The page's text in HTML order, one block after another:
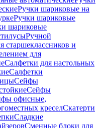
Ручки шариковые на
Ручки шариковые
шариковые
Ручной
старшеклассников и
для
Салфетки для настольных
Салфетки
Сейфы
Сейфы
офисные,
креселСкатерти
Сладкие
Сменные блоки для